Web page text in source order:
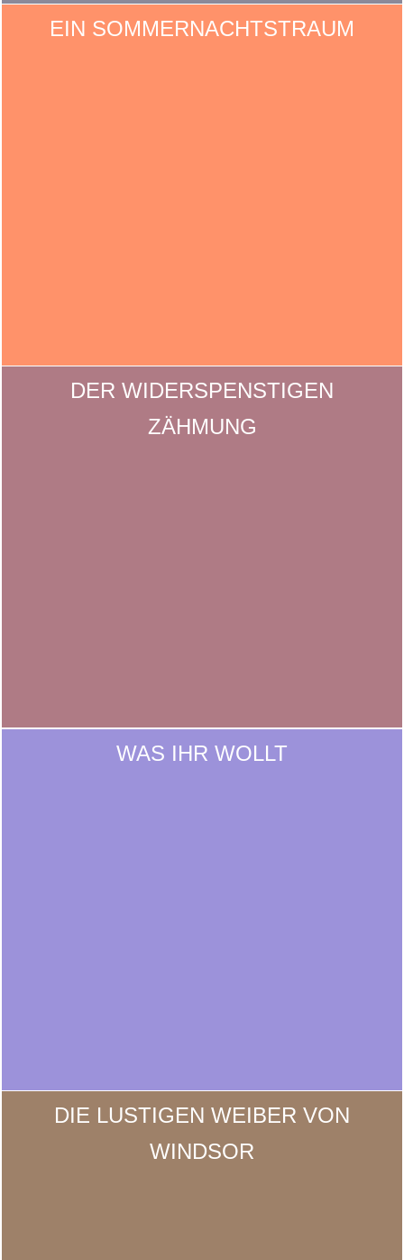
EIN SOMMERNACHTSTRAUM
DER WIDERSPENSTIGEN
ZÄHMUNG
WAS IHR WOLLT
DIE LUSTIGEN WEIBER VON
WINDSOR